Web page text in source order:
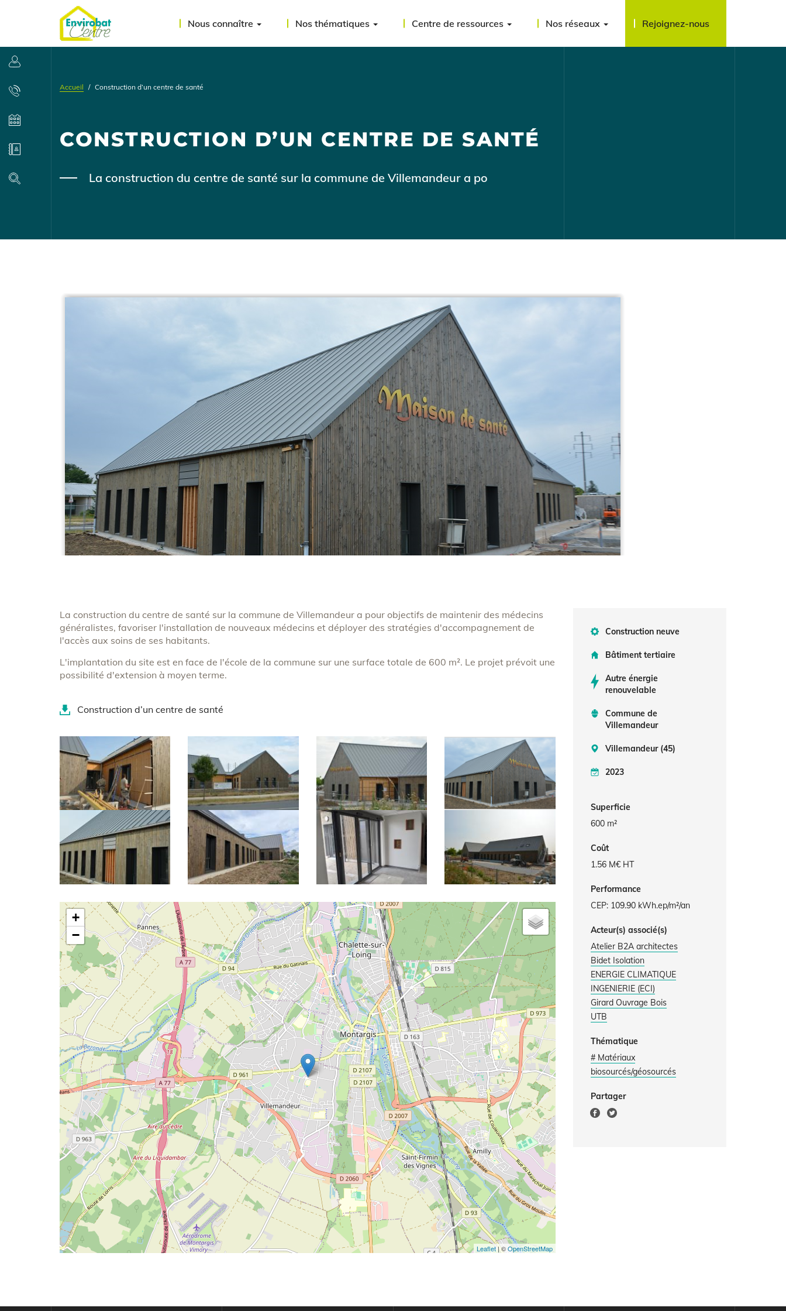
principal
Nous connaître Nos thématiques Centre de ressources Nos réseaux Rejoignez-nous
Accueil Construction d’un centre de santé
CONSTRUCTION D’UN CENTRE DE SANTÉ
Body
La construction du centre de santé sur la commune de Villemandeur a po
compte
l'utilisateur
Contact
Annuaire
Recherche
Illustration
Body
La construction du centre de santé sur la commune de Villemandeur a pour objectifs de maintenir des médecins
généralistes, favoriser l'installation de nouveaux médecins et déployer des stratégies d'accompagnement de
l'accès aux soins de ses habitants.
L'implantation du site est en face de l'école de la commune sur une surface totale de 600 m². Le projet prévoit une
possibilité d'extension à moyen terme.
Document(s)
Construction d’un centre de santé
Latitude/Longitude
+
−
Leaflet| ©OpenStreetMap
Construction neuve
Bâtiment tertiaire
Autre énergie
renouvelable
Commune de
Villemandeur
Villemandeur (45)
2023
Superficie
600 m²
Coût
1.56 M€ HT
Performance
CEP: 109.90 kWh.ep/m²/an
Acteur(s) associé(s)
Atelier B2A architectes
Bidet Isolation
ENERGIE CLIMATIQUE
INGENIERIE (ECI)
Girard Ouvrage Bois
UTB
Thématique
# Matériaux
biosourcés/géosourcés
Partager